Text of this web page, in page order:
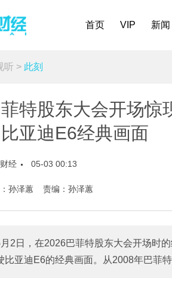
首页 VIP 新闻
听 > 此刻
特股东大会开场惊
亚迪E6经典画面
经 05-03 00:13
孙泽蕙 责编：孙泽蕙
2日，在2026巴菲特股东大会开场时
比亚迪E6的经典画面。从2008年巴菲